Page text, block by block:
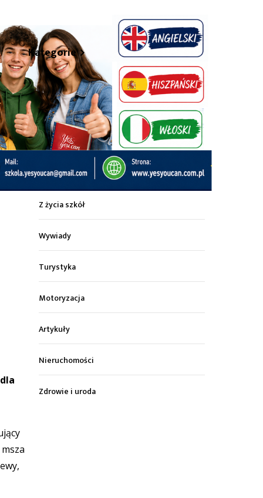
Kategorie
Z życia miasta
Sport
Kultura
Wiadomości z regionu
Z życia szkół
Wywiady
Turystyka
Motoryzacja
Artykuły
Nieruchomości
Zdrowie i uroda